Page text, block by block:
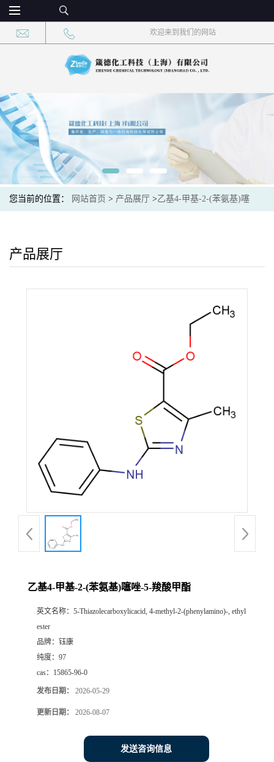
欢迎来到我们的网站
您当前的位置： 网站首页 > 产品展厅 >乙基4-甲基-2-(苯氨基)噻
产品展厅
乙基4-甲基-2-(苯氨基)噻唑-5-羧酸甲酯
英文名称： 5-Thiazolecarboxylicacid, 4-methyl-2-(phenylamino)-, ethyl
ester
品牌： 钰康
纯度： 97
cas： 15865-96-0
发布日期： 2026-05-29
更新日期： 2026-08-07
发送咨询信息